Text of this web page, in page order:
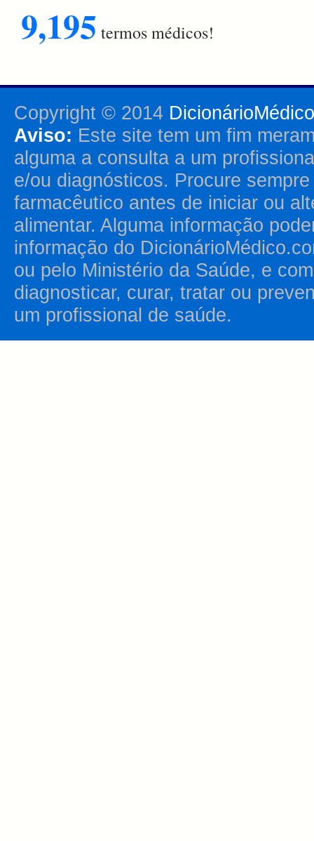
9,195 termos médicos!
Copyright © 2014
Aviso: Este site tem um fim
alguma a consulta a um
e/ou diagnósticos. Procure
farmacêutico antes de iniciar ou
alimentar. Alguma informação
informação do
ou pelo Ministério da Saúde, e
diagnosticar, curar, tratar ou
um profissional de saúde.